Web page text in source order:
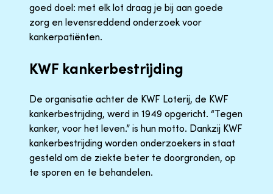
goed doel: met elk lot draag je bij aan goede
zorg en levensreddend onderzoek voor
kankerpatiënten.
KWF kankerbestrijding
De organisatie achter de KWF Loterij, de KWF
kankerbestrijding, werd in 1949 opgericht. “Tegen
kanker, voor het leven.” is hun motto. Dankzij KWF
kankerbestrijding worden onderzoekers in staat
gesteld om de ziekte beter te doorgronden, op
te sporen en te behandelen.